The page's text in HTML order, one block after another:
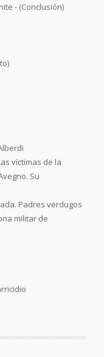
- (Conclusión)
víctimas de la
Su
Padres verdugos
militar de